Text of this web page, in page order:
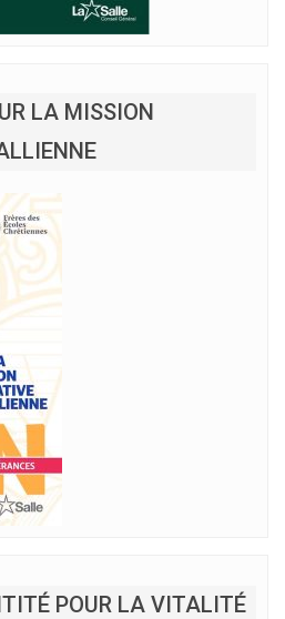
LA MISSION
POUR LA VITALITÉ